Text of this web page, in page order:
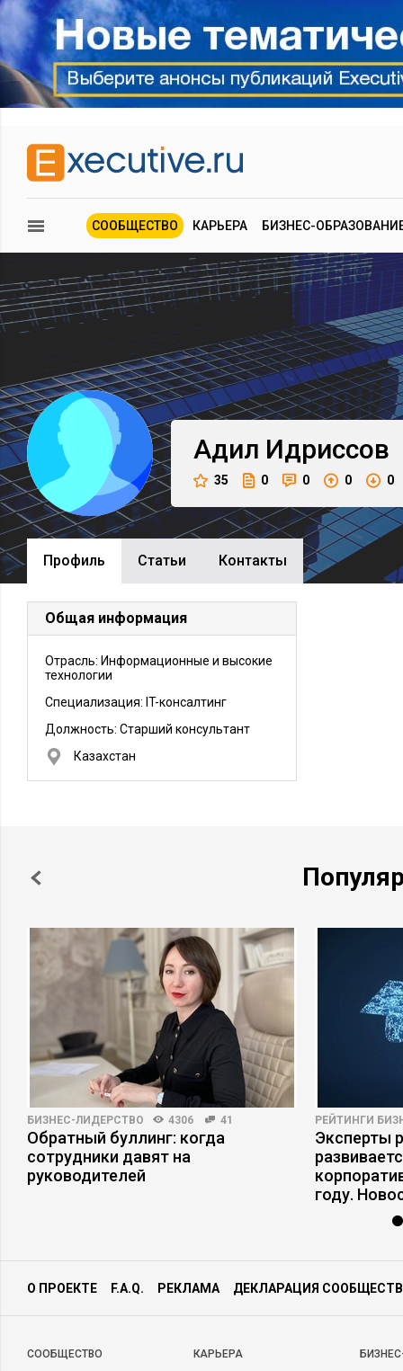
СООБЩЕСТВО КАРЬЕРА БИЗНЕС-
Адил Идриссов
35 0 0 0 0
Профиль Cтатьи Контакты
Общая информация
Отрасль: Информационные и высокие
технологии
Специализация: IT-консалтинг
Должность: Старший консультант
Казахстан
БИЗНЕС-ЛИДЕРСТВО 4306 41
Обратный буллинг: когда
сотрудники давят на
руководителей
РЕЙТИНГИ
Эксперты
году.
О ПРОЕКТЕ F.A.Q. РЕКЛАМА ДЕКЛАРАЦИЯ
CООБЩЕСТВО КАРЬЕРА